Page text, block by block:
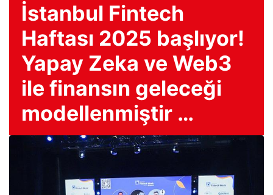
İstanbul Fintech
Haftası 2025 başlıyor!
Yapay Zeka ve Web3
ile finansın geleceği
modellenmiştir …